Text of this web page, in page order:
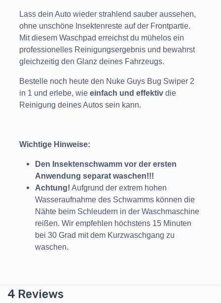
Lass dein Auto wieder strahlend sauber aussehen,
ohne unschöne Insektenreste auf der Frontpartie.
Mit diesem Waschpad erreichst du mühelos ein
professionelles Reinigungsergebnis und bewahrst
gleichzeitig den Glanz deines Fahrzeugs.
Bestelle noch heute den Nuke Guys Bug Swiper 2
in 1 und erlebe, wie einfach und effektiv die
Reinigung deines Autos sein kann.
Wichtige Hinweise:
Den Insektenschwamm vor der ersten
Anwendung separat waschen!!!
Achtung! Aufgrund der extrem hohen
Wasseraufnahme des Schwamms können die
Nähte beim Schleudern in der Waschmaschine
reißen. Wir empfehlen höchstens 15 Minuten
bei 30 Grad mit dem Kurzwaschgang zu
waschen.
4 Reviews